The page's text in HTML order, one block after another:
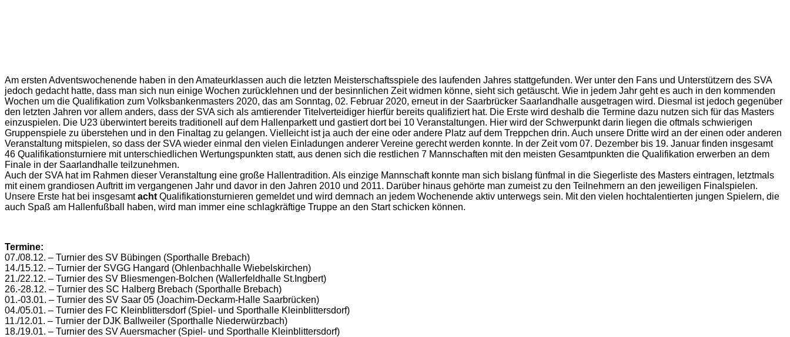
Am ersten Adventswochenende haben in den Amateurklassen auch die letzten Meisterschaftsspiele des laufenden Jahres stattgefunden. Wer unter den Fans und Unterstützern des SVA
jedoch gedacht hatte, dass man sich nun einige Wochen zurücklehnen und der besinnlichen Zeit widmen könne, sieht sich getäuscht. Wie in jedem Jahr geht es auch in den kommenden
Wochen um die Qualifikation zum Volksbankenmasters 2020, das am Sonntag, 02. Februar 2020, erneut in der Saarbrücker Saarlandhalle ausgetragen wird. Diesmal ist jedoch gegenüber
den letzten Jahren vor allem anders, dass der SVA sich als amtierender Titelverteidiger hierfür bereits qualifiziert hat. Die Erste wird deshalb die Termine dazu nutzen sich für das Masters
einzuspielen. Die U23 überwintert bereits traditionell auf dem Hallenparkett und gastiert dort bei 10 Veranstaltungen. Hier wird der Schwerpunkt darin liegen die oftmals schwierigen
Gruppenspiele zu überstehen und in den Finaltag zu gelangen. Vielleicht ist ja auch der eine oder andere Platz auf dem Treppchen drin. Auch unsere Dritte wird an der einen oder anderen
Veranstaltung mitspielen, so dass der SVA wieder einmal den vielen Einladungen anderer Vereine gerecht werden konnte. In der Zeit vom 07. Dezember bis 19. Januar finden insgesamt
46 Qualifikationsturniere mit unterschiedlichen Wertungspunkten statt, aus denen sich die restlichen 7 Mannschaften mit den meisten Gesamtpunkten die Qualifikation erwerben an dem
Finale in der Saarlandhalle teilzunehmen.
Auch der SVA hat im Rahmen dieser Veranstaltung eine große Hallentradition. Als einzige Mannschaft konnte man sich bislang fünfmal in die Siegerliste des Masters eintragen, letztmals
mit einem grandiosen Auftritt im vergangenen Jahr und davor in den Jahren 2010 und 2011. Darüber hinaus gehörte man zumeist zu den Teilnehmern an den jeweiligen Finalspielen.
Unsere Erste hat bei insgesamtacht Qualifikationsturnieren gemeldet und wird demnach an jedem Wochenende aktiv unterwegs sein. Mit den vielen hochtalentierten jungen Spielern, die
auch Spaß am Hallenfußball haben, wird man immer eine schlagkräftige Truppe an den Start schicken können.
Termine:
07./08.12. – Turnier des SV Bübingen (Sporthalle Brebach)
14./15.12. – Turnier der SVGG Hangard (Ohlenbachhalle Wiebelskirchen)
21./22.12. – Turnier des SV Bliesmengen-Bolchen (Wallerfeldhalle St.Ingbert)
26.-28.12. – Turnier des SC Halberg Brebach (Sporthalle Brebach)
01.-03.01. – Turnier des SV Saar 05 (Joachim-Deckarm-Halle Saarbrücken)
04./05.01. – Turnier des FC Kleinblittersdorf (Spiel- und Sporthalle Kleinblittersdorf)
11./12.01. – Turnier der DJK Ballweiler (Sporthalle Niederwürzbach)
18./19.01. – Turnier des SV Auersmacher (Spiel- und Sporthalle Kleinblittersdorf)